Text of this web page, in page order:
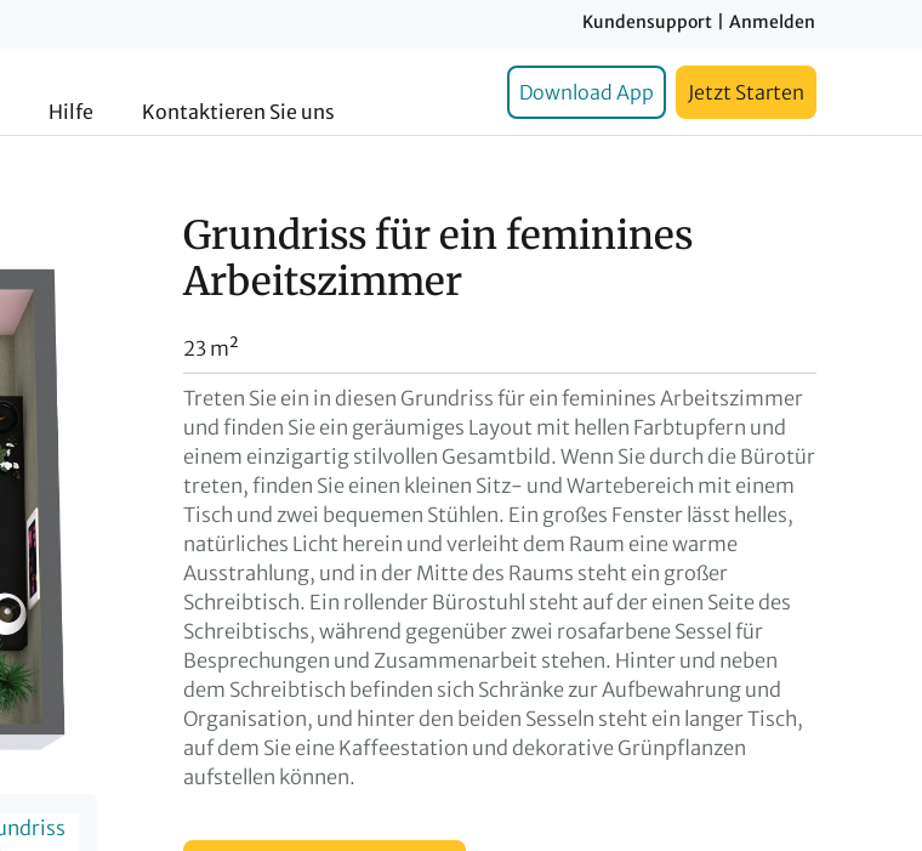
Kundensupport Anmelden
Hilfe Kontaktieren Sie uns
Download App Jetzt Starten
Grundriss für ein feminines
Arbeitszimmer
23 m²
Treten Sie ein in diesen Grundriss für ein feminines Arbeitszimmer
und finden Sie ein geräumiges Layout mit hellen Farbtupfern und
einem einzigartig stilvollen Gesamtbild. Wenn Sie durch die Bürotür
treten, finden Sie einen kleinen Sitz- und Wartebereich mit einem
Tisch und zwei bequemen Stühlen. Ein großes Fenster lässt helles,
natürliches Licht herein und verleiht dem Raum eine warme
Ausstrahlung, und in der Mitte des Raums steht ein großer
Schreibtisch. Ein rollender Bürostuhl steht auf der einen Seite des
Schreibtischs, während gegenüber zwei rosafarbene Sessel für
Besprechungen und Zusammenarbeit stehen. Hinter und neben
dem Schreibtisch befinden sich Schränke zur Aufbewahrung und
Organisation, und hinter den beiden Sesseln steht ein langer Tisch,
auf dem Sie eine Kaffeestation und dekorative Grünpflanzen
aufstellen können.